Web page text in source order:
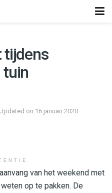
tijdens
tuin
on 16 januari 2020
van het weekend met
op te pakken. De